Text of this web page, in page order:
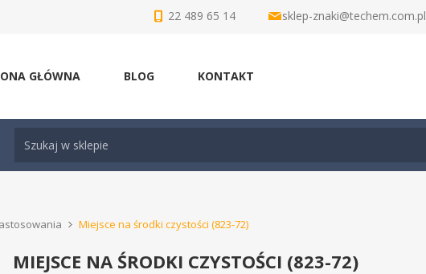
22 489 65 14 sklep-znaki@techem.com.pl
GŁÓWNA BLOG KONTAKT
Miejsce na środki czystości (823-72)
MIEJSCE NA ŚRODKI CZYSTOŚCI (823-72)